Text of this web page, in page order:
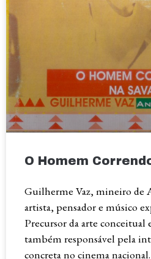
O Homem
Guilherme Vaz, mineiro de
artista, pensador e músico
Precursor da arte conceitual
também responsável pela
concreta no cinema